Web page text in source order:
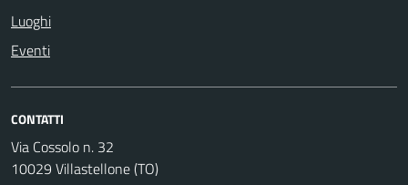
Luoghi
Eventi
CONTATTI
Via Cossolo n. 32
10029 Villastellone (TO)